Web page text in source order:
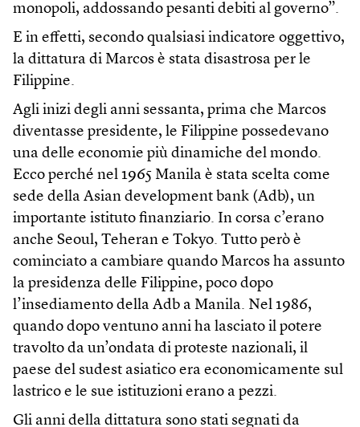
monopoli, addossando pesanti debiti al governo”.
E in effetti, secondo qualsiasi indicatore oggettivo,
la dittatura di Marcos è stata disastrosa per le
Filippine.
Agli inizi degli anni sessanta, prima che Marcos
diventasse presidente, le Filippine possedevano
una delle economie più dinamiche del mondo.
Ecco perché nel 1965 Manila è stata scelta come
sede della Asian development bank (Adb), un
importante istituto finanziario. In corsa c’erano
anche Seoul, Teheran e Tokyo. Tutto però è
cominciato a cambiare quando Marcos ha assunto
la presidenza delle Filippine, poco dopo
l’insediamento della Adb a Manila. Nel 1986,
quando dopo ventuno anni ha lasciato il potere
travolto da un’ondata di proteste nazionali, il
paese del sudest asiatico era economicamente sul
lastrico e le sue istituzioni erano a pezzi.
Gli anni della dittatura sono stati segnati da